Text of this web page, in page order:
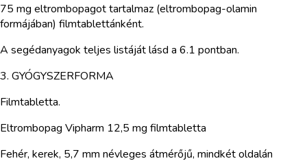
75 mg eltrombopagot tartalmaz (eltrombopag-olamin
formájában) filmtablettánként.
A segédanyagok teljes listáját lásd a 6.1 pontban.
3. GYÓGYSZERFORMA
Filmtabletta.
Eltrombopag Vipharm 12,5 mg filmtabletta
Fehér, kerek, 5,7 mm névleges átmérőjű, mindkét oldalán